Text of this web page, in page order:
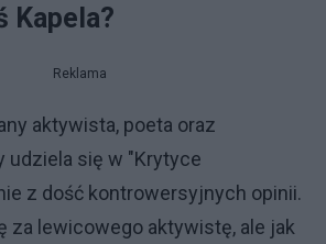
Kapela?
Reklama
aktywista, poeta oraz
udziela się w "Krytyce
z dość kontrowersyjnych opinii.
za lewicowego aktywistę, ale jak